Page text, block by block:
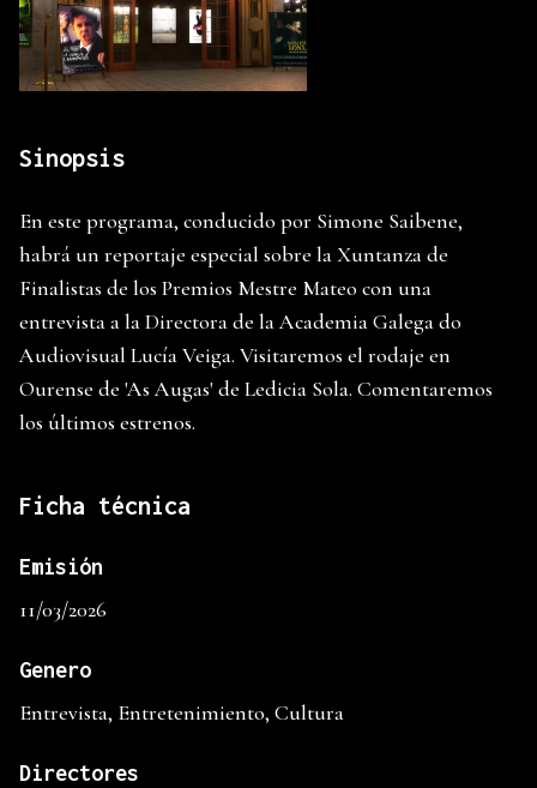
Sinopsis
En este programa, conducido por Simone Saibene,
habrá un reportaje especial sobre la Xuntanza de
Finalistas de los Premios Mestre Mateo con una
entrevista a la Directora de la Academia Galega do
Audiovisual Lucía Veiga. Visitaremos el rodaje en
Ourense de 'As Augas' de Ledicia Sola. Comentaremos
los últimos estrenos.
Ficha técnica
Emisión
11/03/2026
Genero
Entrevista, Entretenimiento, Cultura
Directores